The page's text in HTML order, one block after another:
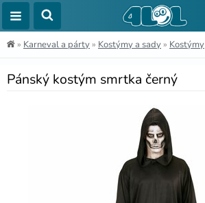
» Karneval a párty » Kostýmy a sady » Kostýmy
Pánský kostým smrtka černý